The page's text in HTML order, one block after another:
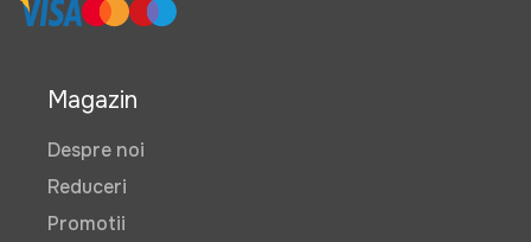
Magazin
Despre noi
Reduceri
Promotii